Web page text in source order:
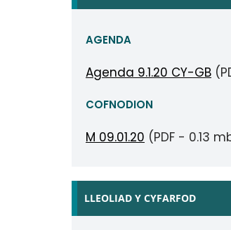
AGENDA
Agenda 9.1.20 CY-GB
COFNODION
M 09.01.20 (PDF - 0.13
LLEOLIAD Y CYFARFOD